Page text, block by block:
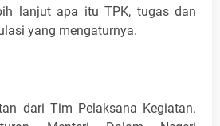
lanjut apa itu TPK, tugas dan
yang mengaturnya.
dari Tim Pelaksana Kegiatan.